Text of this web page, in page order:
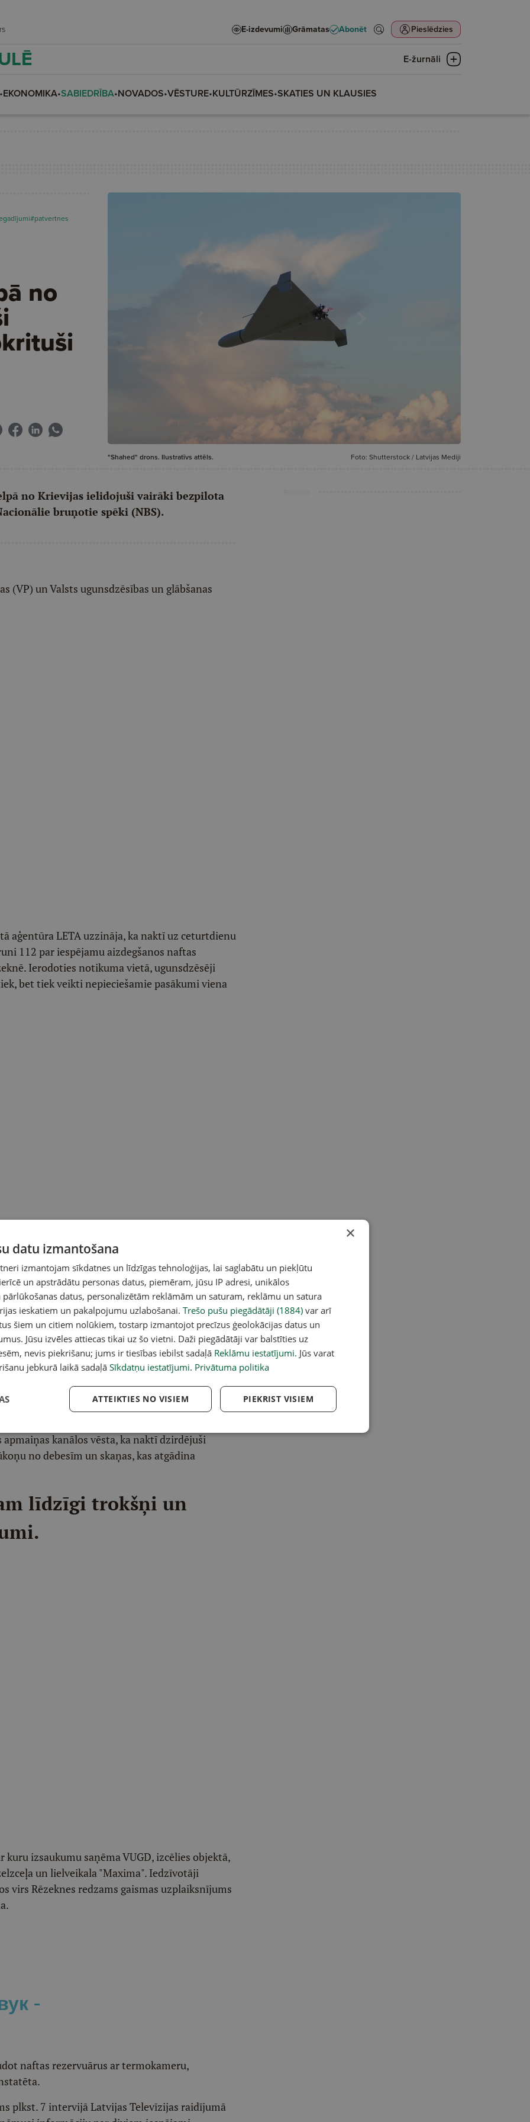
E-izdevumi Grāmatas Abonēt Pieslēdzies
E-žurnāli
•EKONOMIKA•SABIEDRĪBA•NOVADOS•VĒSTURE•KULTŪRZĪMES•SKATIES UN KLAUSIES
#patvertnes
no
"Shahed" drons. Ilustratīvs attēls. Foto: Shutterstock / Latvijas Mediji
no Krievijas ielidojuši vairāki bezpilota
bruņotie spēki (NBS).
(VP) un Valsts ugunsdzēsības un glābšanas
aģentūra LETA uzzināja, ka naktī uz ceturtdienu
112 par iespējamu aizdegšanos naftas
Ierodoties notikuma vietā, ugunsdzēsēji
bet tiek veikti nepieciešamie pasākumi viena
Skudra (JV) aģentūrai LETA apstiprināja, ka
Transit" Rēzeknes filiāles teritorijā.
naftas rezervuāram.
Balvu un plkst. 4.43 Rēzeknes novadā
kanālos vēsta, ka naktī dzirdējuši
no debesīm un skaņas, kas atgādina
līdzīgi trokšņi un
kuru izsaukumu saņēma VUGD, izcēlies objektā,
un lielveikala "Maxima". Iedzīvotāji
virs Rēzeknes redzams gaismas uzplaiksnījums
-
naftas rezervuārus ar termokameru,
plkst. 7 intervijā Latvijas Televīzijas raidījumā
×
datu izmantošana
izmantojam sīkdatnes un līdzīgas tehnoloģijas, lai saglabātu un piekļūtu
un apstrādātu personas datus, piemēram, jūsu IP adresi, unikālos
datus, personalizētām reklāmām un saturam, reklāmu un satura
ieskatiem un pakalpojumu uzlabošanai. Trešo pušu piegādātāji (1884) var arī
šiem un citiem nolūkiem, tostarp izmantojot precīzus ģeolokācijas datus un
Jūsu izvēles attiecas tikai uz šo vietni. Daži piegādātāji var balstīties uz
nevis piekrišanu; jums ir tiesības iebilst sadaļā Reklāmu iestatījumi. Jūs varat
jebkurā laikā sadaļāSīkdatņu iestatījumi. Privātuma politika
PIEKRIST VISIEM
ATTEIKTIES NO VISIEM